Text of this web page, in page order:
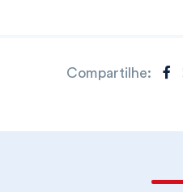
Compartilhe: